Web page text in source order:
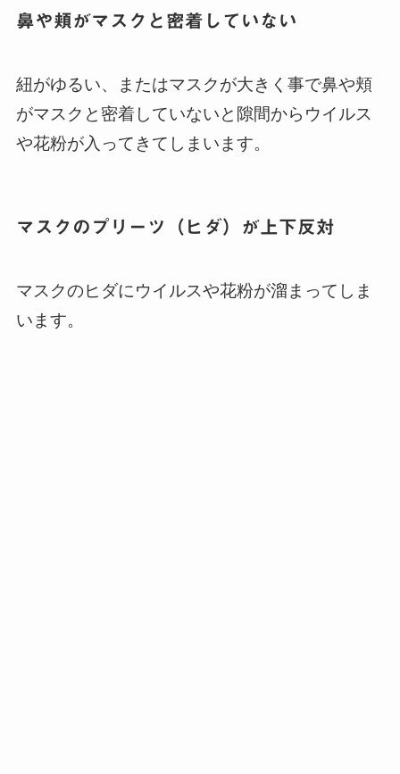
鼻や頬がマスクと密着していない
紐がゆるい、またはマスクが大きく事で鼻や頬
がマスクと密着していないと隙間からウイルス
や花粉が入ってきてしまいます。
マスクのプリーツ（ヒダ）が上下反対
マスクのヒダにウイルスや花粉が溜まってしま
います。